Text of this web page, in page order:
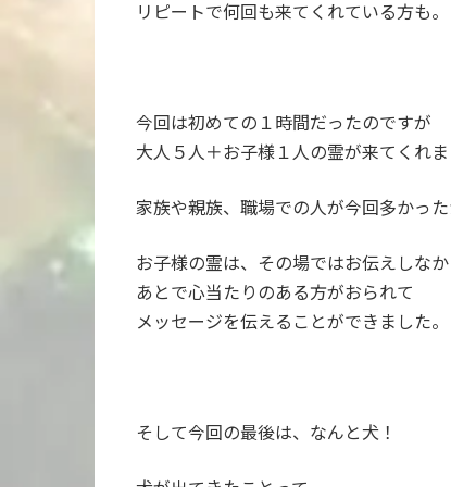
リピートで何回も来てくれている方も。
今回は初めての１時間だったのですが
大人５人＋お子様１人の霊が来てくれま
家族や親族、職場での人が今回多かった
お子様の霊は、その場ではお伝えしな
あとで心当たりのある方がおられて
メッセージを伝えることができました。
そして今回の最後は、なんと犬！